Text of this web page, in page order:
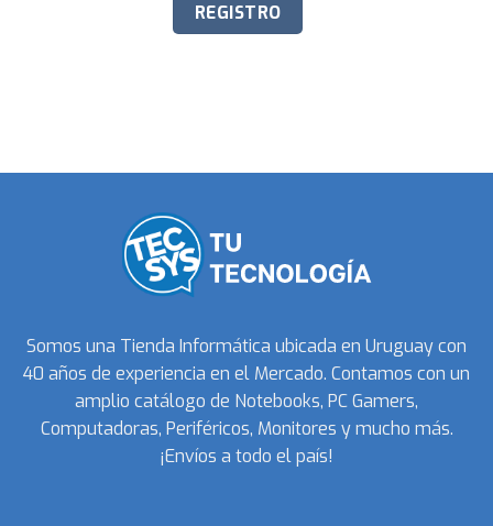
Somos una Tienda Informática ubicada en Uruguay con
40 años de experiencia en el Mercado. Contamos con un
amplio catálogo de Notebooks, PC Gamers,
Computadoras, Periféricos, Monitores y mucho más.
¡Envíos a todo el país!